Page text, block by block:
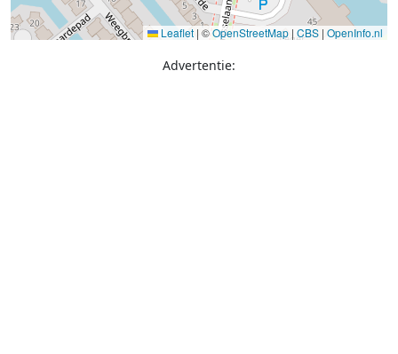
Leaflet | ©OpenStreetMap | CBS | OpenInfo.nl
Advertentie: